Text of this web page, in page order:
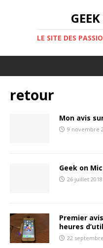
LE SITE DES
retour
Mon avis
9 novembre
Geek on
26 juillet 2018
Premier
heures
22